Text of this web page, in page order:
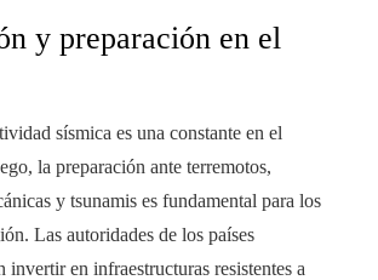
y preparación en el
sísmica es una constante en el
la preparación ante terremotos,
y tsunamis es fundamental para los
Las autoridades de los países
invertir en infraestructuras resistentes a